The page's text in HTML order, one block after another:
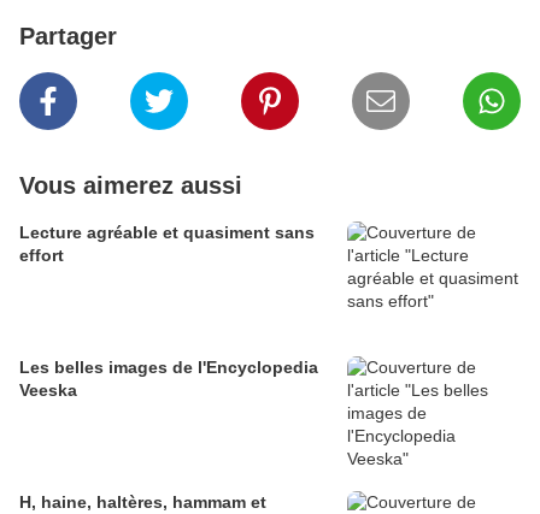
Partager
Vous aimerez aussi
Lecture agréable et quasiment sans
effort
Les belles images de l'Encyclopedia
Veeska
H, haine, haltères, hammam et